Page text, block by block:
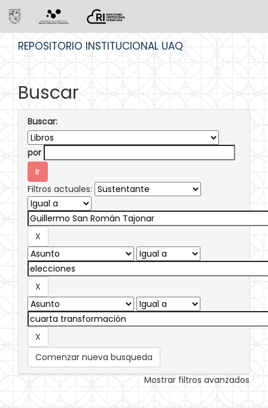
REPOSITORIO INSTITUCIONAL UAQ
Buscar
Buscar:
por
Filtros actuales:
Comenzar nueva busqueda
Mostrar filtros avanzados